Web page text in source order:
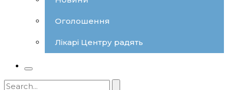
Оголошення
Лікарі Центру радять
Search